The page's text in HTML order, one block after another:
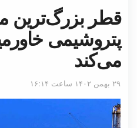
قطر بزرگ‌ترین
پتروشیمی
می‌کند
۲۹ بهمن ۱۴۰۲ ساعت ۱۶:۱۴